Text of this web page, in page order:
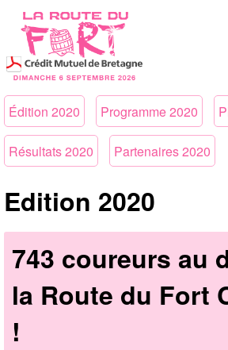
Édition 2020 Programme 2020
Résultats 2020 Partenaires 2020
Edition 2020
743 coureurs au
la Route du Fort
!